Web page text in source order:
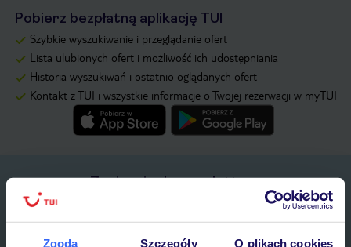
Zgoda Szczegóły O plikach cookies
Pobierz bezpłatną aplikację TUI
Szybkie wyszukiwanie i przeglądanie ofert
Lista ulubionych ofert i możliwość ich udostępniania
Historia wyszukiwań i ostatnio oglądanych ofert
Kontakt z TUI i wszystkie informacje o Twojej rezerwacji w myTUI
Zapisz się do newslettera
IMIĘ*